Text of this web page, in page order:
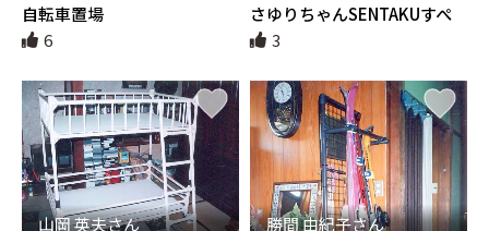
自転車置場
6
さゆりちゃんSENTAKUすぺ
しゃる
3
山岡 英夫さん
勝間 由紀子さん